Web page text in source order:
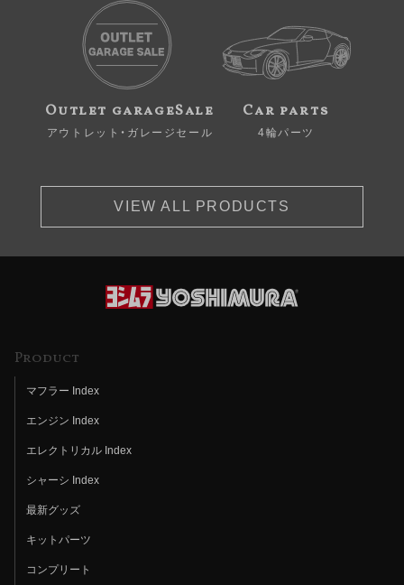
Outlet garageSale
アウトレット・ガレージセール
Car parts
4輪パーツ
VIEW ALL PRODUCTS
Product
マフラー Index
エンジン Index
エレクトリカル Index
シャーシ Index
最新グッズ
キットパーツ
コンプリート